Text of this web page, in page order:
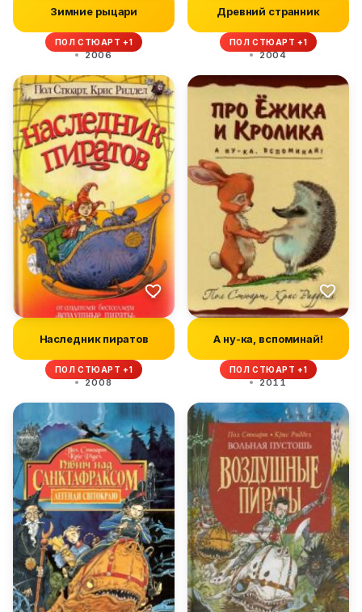
Зимние рыцари
ПОЛ СТЮАРТ +1
2006
Древний странник
ПОЛ СТЮАРТ +1
2004
Наследник пиратов
ПОЛ СТЮАРТ +1
2008
А ну-ка, вспоминай!
ПОЛ СТЮАРТ +1
2011